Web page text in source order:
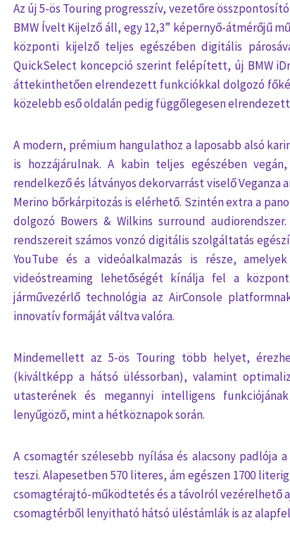
Az új 5-ös Touring progresszív, vezetőre
BMW Ívelt Kijelző áll, egy 12,3” képernyő-átmérőjű
központi kijelző teljes egészében digitális
QuickSelect koncepció szerint felépített, új BMW
áttekinthetően elrendezett funkciókkal dolgozó
közelebb eső oldalán pedig függőlegesen
A modern, prémium hangulathoz a laposabb alsó
is hozzájárulnak. A kabin teljes egészében
rendelkező és látványos dekorvarrást viselő
Merino bőrkárpitozás is elérhető. Szintén extra a
dolgozó Bowers & Wilkins surround
rendszereit számos vonzó digitális szolgáltatás
YouTube és a videóalkalmazás is része,
videóstreaming lehetőségét kínálja fel a
járművezérlő technológia az AirConsole
innovatív formáját váltva valóra.
Mindemellett az 5-ös Touring több helyet,
(kiváltképp a hátsó üléssorban), valamint
utasterének és megannyi intelligens
lenyűgöző, mint a hétköznapok során.
A csomagtér szélesebb nyílása és alacsony
teszi. Alapesetben 570 literes, ám egészen 1700
csomagtérajtó-működtetés és a távolról vezérelhető
csomagtérből lenyitható hátsó üléstámlák is az